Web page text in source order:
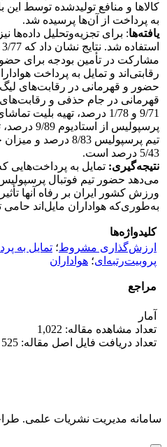
کالاها و منافع تولیدشده توسط این
به پرداخت از آن‌ها پرسیده شد.
یافته‌ها: برای تجزیه‌وتحلیل داده‌ها
مشارکت در تأمین بودجه برای
رقابتی‌اند و تمایل به پرداخت
قهرمانی در جام حذفی و رقابت‌های
9/71 و 1/78 درصد، تهیه بلیت
پرسپولیس
تیم پرسپولیس 8/83
5/43 درصد است.
نتیجه‌گیری: تمایل به پرداخت‌هایی
می‌دهد حضور تیم فوتبال
ورزش کشور ایران بر رفاه آنها
به‌طوری‌که هواداران مایل‌اند
کلیدواژه‌ها
ارزش‌گذاری مشروط؛ تمایل به
پروبیت‌رتبه‌ای؛ هواداران
مراجع
آمار
تعداد مشاهده مقاله: 1,022
تعداد دریافت فایل اصل مقاله: 525
سامانه مدیریت نشریات علمی.